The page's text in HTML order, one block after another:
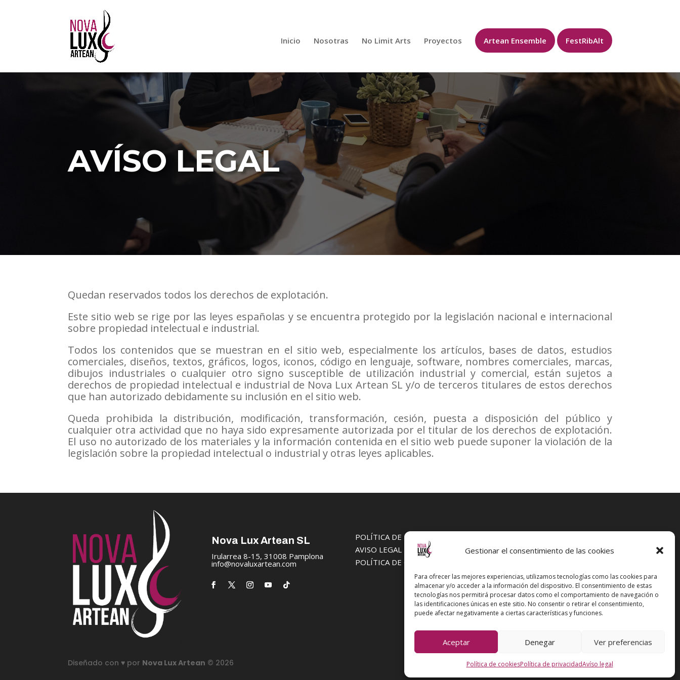
Gestionar el consentimiento de las cookies
Para ofrecer las mejores experiencias, utilizamos tecnologías como las cookies para
almacenar y/o acceder a la información del dispositivo. El consentimiento de estas
tecnologías nos permitirá procesar datos como el comportamiento de navegación o
las identificaciones únicas en este sitio. No consentir o retirar el consentimiento,
puede afectar negativamente a ciertas características y funciones.
Aceptar Denegar Ver preferencias
Política de cookiesPolítica de privacidadAvíso legal
Inicio Nosotras No Limit Arts Proyectos Artean Ensemble FestRibAlt
AVÍSO LEGAL
Quedan reservados todos los derechos de explotación.
Este sitio web se rige por las leyes españolas y se encuentra protegido por la legislación nacional e internacional
sobre propiedad intelectual e industrial.
Todos los contenidos que se muestran en el sitio web, especialmente los artículos, bases de datos, estudios
comerciales, diseños, textos, gráficos, logos, iconos, código en lenguaje, software, nombres comerciales, marcas,
dibujos industriales o cualquier otro signo susceptible de utilización industrial y comercial, están sujetos a
derechos de propiedad intelectual e industrial de Nova Lux Artean SL y/o de terceros titulares de estos derechos
que han autorizado debidamente su inclusión en el sitio web.
Queda prohibida la distribución, modificación, transformación, cesión, puesta a disposición del público y
cualquier otra actividad que no haya sido expresamente autorizada por el titular de los derechos de explotación.
El uso no autorizado de los materiales y la información contenida en el sitio web puede suponer la violación de la
legislación sobre la propiedad intelectual o industrial y otras leyes aplicables.
Nova Lux Artean SL
Irularrea 8-15, 31008 Pamplona
info@novaluxartean.com
POLÍTICA DE PRIVACIDAD
AVISO LEGAL
POLÍTICA DE COOKIES
Artean Ensemble
FestRibAlt
Diseñado con ♥️ por Nova Lux Artean © 2026